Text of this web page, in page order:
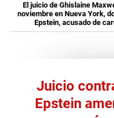
El juicio de Ghislaine
noviembre en Nueva York,
Epstein, acusado de
Juicio
Epstein